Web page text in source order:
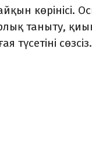
көрінісі.
таныту,
сөзсіз.